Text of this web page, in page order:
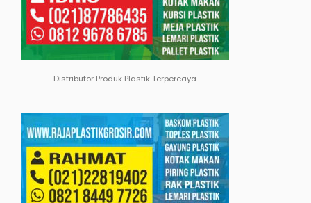
Distributor Produk Plastik Terpercaya